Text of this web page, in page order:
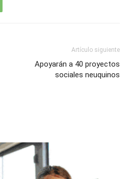
Artículo siguiente
Apoyarán a 40 proyectos
sociales neuquinos